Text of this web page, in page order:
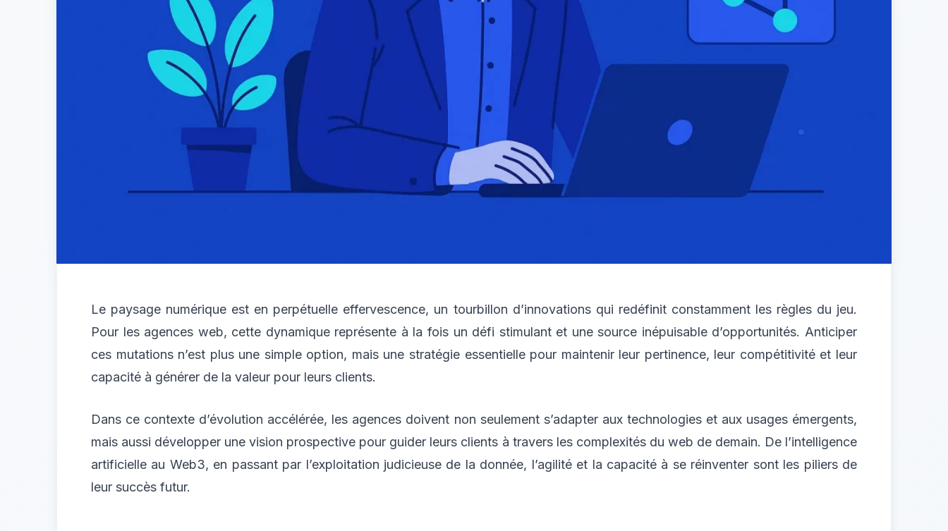
Le paysage numérique est en perpétuelle effervescence, un tourbillon d’innovations qui redéfinit constamment les règles du jeu.
Pour les agences web, cette dynamique représente à la fois un défi stimulant et une source inépuisable d’opportunités. Anticiper
ces mutations n’est plus une simple option, mais une stratégie essentielle pour maintenir leur pertinence, leur compétitivité et leur
capacité à générer de la valeur pour leurs clients.
Dans ce contexte d’évolution accélérée, les agences doivent non seulement s’adapter aux technologies et aux usages émergents,
mais aussi développer une vision prospective pour guider leurs clients à travers les complexités du web de demain. De l’intelligence
artificielle au Web3, en passant par l’exploitation judicieuse de la donnée, l’agilité et la capacité à se réinventer sont les piliers de
leur succès futur.